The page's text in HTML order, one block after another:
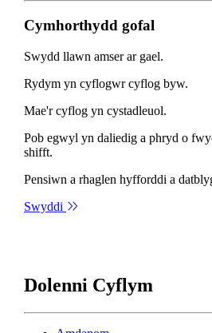
Cymhorthydd gofal
Swydd llawn amser ar gael.
Rydym yn cyflogwr cyflog byw.
Mae'r cyflog yn cystadleuol.
Pob egwyl yn daliedig a phryd o
shifft.
Pensiwn a rhaglen hyfforddi a
Swyddi
Dolenni Cyflym